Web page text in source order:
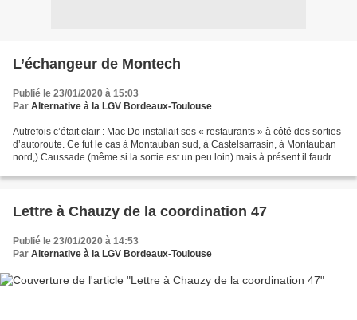
L’échangeur de Montech
Publié le 23/01/2020 à 15:03
Par Alternative à la LGV Bordeaux-Toulouse
Autrefois c’était clair : Mac Do installait ses « restaurants » à côté des sorties
d’autoroute. Ce fut le cas à Montauban sud, à Castelsarrasin, à Montauban
nord,) Caussade (même si la sortie est un peu loin) mais à présent il faudrait
Lettre à Chauzy de la coordination 47
Publié le 23/01/2020 à 14:53
Par Alternative à la LGV Bordeaux-Toulouse